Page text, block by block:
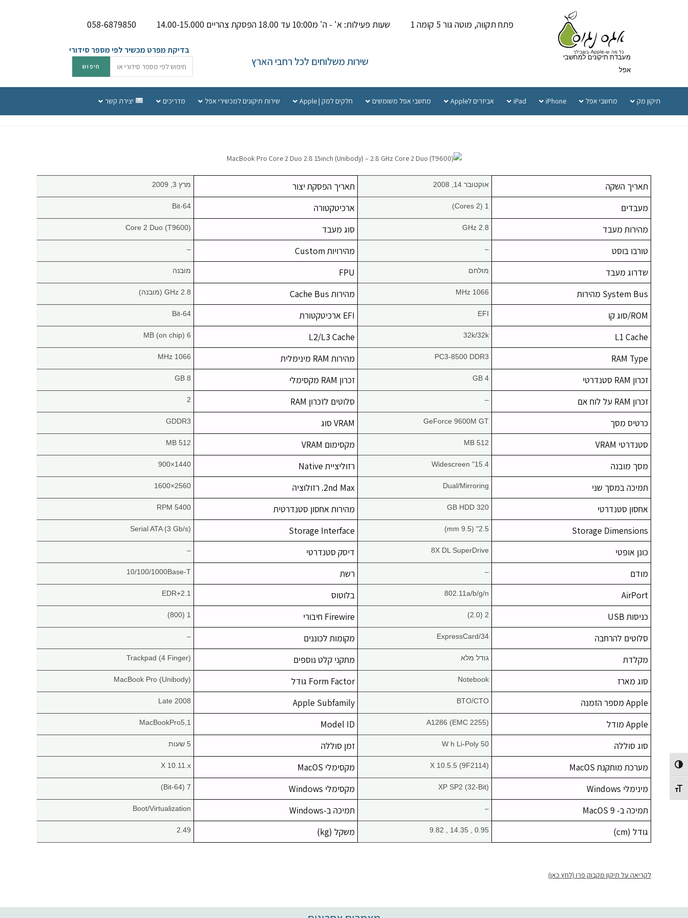
Toggle High Contrast
Toggle Font size
מעבדת תיקונים למחשבי
אפל
פתח תקווה, מוטה גור 5 קומה 1 שעות פעילות: א' - ה' מ10:00 עד 18.00 הפסקת צהריים 14.00-15.000 058-6879850
שירות משלוחים לכל רחבי הארץ
בדיקת מפרט מכשיר לפי מספר סידורי
תיקון מק מחשבי אפל iPhone
iPad אביזרים לApple מחשבי אפל משומשים חלקים למק | Apple שירות תיקונים למכשירי אפל מדריכים יצירת קשר
תאריך השקה אוקטובר 14, 2008 תאריך הפסקת יצור מרץ 3, 2009
מעבדים 1 (2 Cores) ארכיטקטורה 64-Bit
מהירות מעבד 2.8 GHz סוג מעבד Core 2 Duo (T9600)
טורבו בוסט – מהירויות Custom –
שדרוג מעבד מולחם FPU מובנה
System Bus מהירות 1066 MHz מהירות Cache Bus 2.8 GHz (מובנה)
ROM/סוג קו EFI EFI ארכיטקטורת 64-Bit
L1 Cache
32k/32k
L2/L3 Cache
6 MB (on chip)
RAM Type
PC3-8500 DDR3 מהירות RAM מינימלית 1066 MHz
זכרון RAM סטנדרטי 4 GB זכרון RAM מקסימלי 8 GB
זכרון RAM על לוח אם – סלוטים לזכרון RAM 2
כרטיס מסך GeForce 9600M GT VRAM סוג GDDR3
סטנדרטי VRAM 512 MB מקסימום VRAM 512 MB
מסך מובנה 15.4" Widescreen רזוליציית Native 1440×900
תמיכה במסך שני Dual/Mirroring 2nd Max. רזולוציה 2560×1600
אחסון סטנדרטי 320 GB HDD מהירות אחסון סטנדרטית 5400 RPM
Storage Dimensions
2.5" (9.5 mm)
Storage Interface
Serial ATA (3 Gb/s)
כונן אופטי 8X DL SuperDrive דיסק סטנדרטי –
מודם – רשת 10/100/1000Base-T
AirPort
802.11a/b/g/n בלוטוס 2.1+EDR
כניסות USB 2 (2.0) Firewire חיבורי 1 (800)
סלוטים להרחבה ExpressCard/34 מקומות לכוננים –
מקלדת גודל מלא מתקני קלט נוספים Trackpad (4 Finger)
סוג מארז Notebook Form Factor גודל MacBook Pro (Unibody)
Apple מספר הזמנה BTO/CTO
Apple Subfamily
Late 2008
Apple מודל A1286 (EMC 2255)
Model ID
MacBookPro5,1
סוג סוללה 50 W h Li-Poly זמן סוללה 5 שעות
מערכת מותקנת MacOS X 10.5.5 (9F2114) מקסימלי MacOS X 10.11.x
מינימלי Windows XP SP2 (32-Bit) מקסימלי Windows 7 (64-Bit)
תמיכה ב- MacOS 9 – תמיכה ב-Windows Boot/Virtualization
גודל (cm) 0.95 , 14.35 , 9.82 משקל (kg) 2.49
לקריאה על תיקון מקבוק פרו (לחץ כאן)